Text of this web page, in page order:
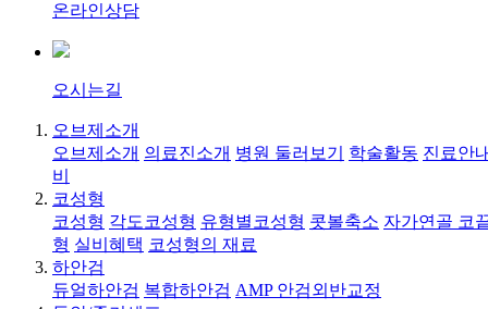
온라인상담
오시는길
오브제소개
오브제소개 의료진소개 병원 둘러보기 학술활동 진료안
비
코성형
코성형 각도코성형 유형별코성형 콧볼축소 자가연골 코
형 실비혜택 코성형의 재료
하안검
듀얼하안검 복합하안검 AMP 안검외반교정